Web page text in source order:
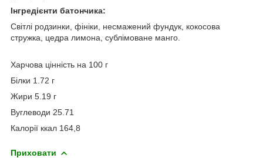
Інгредієнти батончика:
Світлі родзинки, фініки, несмажений фундук, кокосова
стружка, цедра лимона, сублімоване манго.
Харчова цінність на 100 г
Білки 1.72 г
Жири 5.19 г
Вуглеводи 25.71
Калорії ккал 164,8
Приховати